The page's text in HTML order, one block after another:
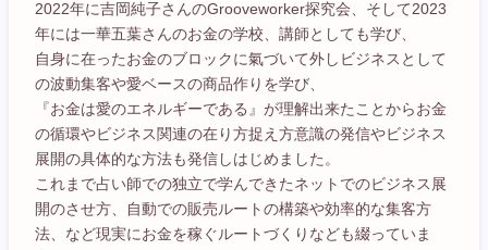
2022年に吉岡純子さんのGrooveworker探究会、そして2023
年には一華五葉さんのお金の学校、講師としても学び、
自身に在ったお金のブロックに氣づいて外しビジネスとして
の波動集客や愛ベースの商品作りを学び、
『お金は愛のエネルギーである』が理解出来たことからお金
の循環やビジネス関連の在り方捉え方意識の発信やビジネス
展開の具体的な方法も発信しはじめました。
これまで占い師での独立で学んできたネットでのビジネス展
開のさせ方、自動での販売ルートの構築や効率的な集客方
法、など現実にお金を稼ぐルートづくりなども綴っていま